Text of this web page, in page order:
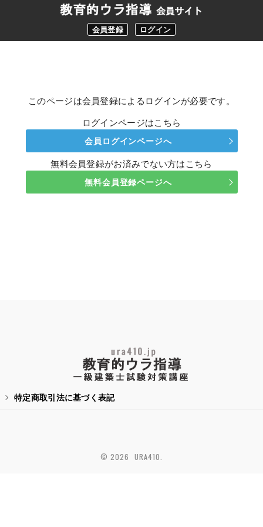
会員登録 ログイン
このページは会員登録によるログインが必要です。
ログインページはこちら
会員ログインページへ
無料会員登録がお済みでない方はこちら
無料会員登録ページへ
特定商取引法に基づく表記
© 2026 URA410.